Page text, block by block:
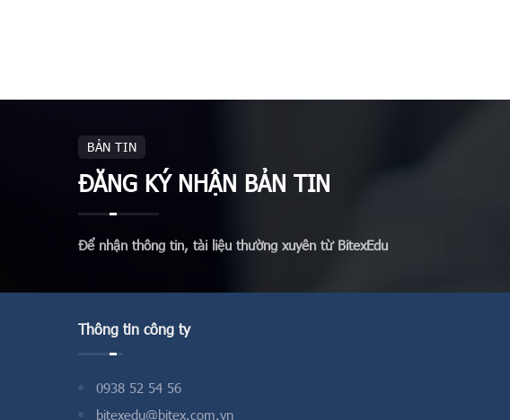
BẢN TIN
ĐĂNG KÝ NHẬN BẢN TIN
Để nhận thông tin, tài liệu thường xuyên từ BitexEdu
Thông tin công ty
0938 52 54 56
bitexedu@bitex.com.vn